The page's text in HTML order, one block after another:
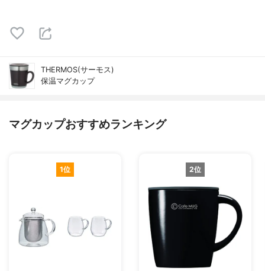
THERMOS(サーモス)
保温マグカップ
マグカップおすすめランキング
1位 2位